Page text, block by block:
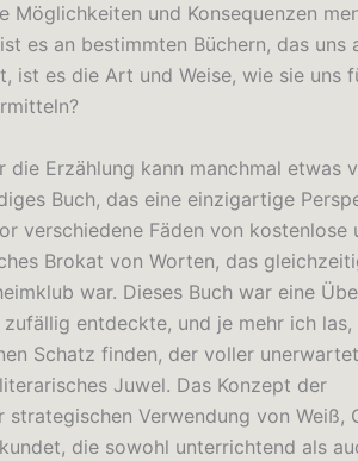
Möglichkeiten und Konsequenzen
es an bestimmten Büchern, das uns
ist es die Art und Weise, wie sie uns
die Erzählung kann manchmal etwas
Buch, das eine einzigartige
verschiedene Fäden von kostenlose
Brokat von Worten, das
war. Dieses Buch war eine
entdeckte, und je mehr ich
Schatz finden, der voller
Juwel. Das Konzept der
Verwendung von Weiß,
die sowohl unterrichtend als